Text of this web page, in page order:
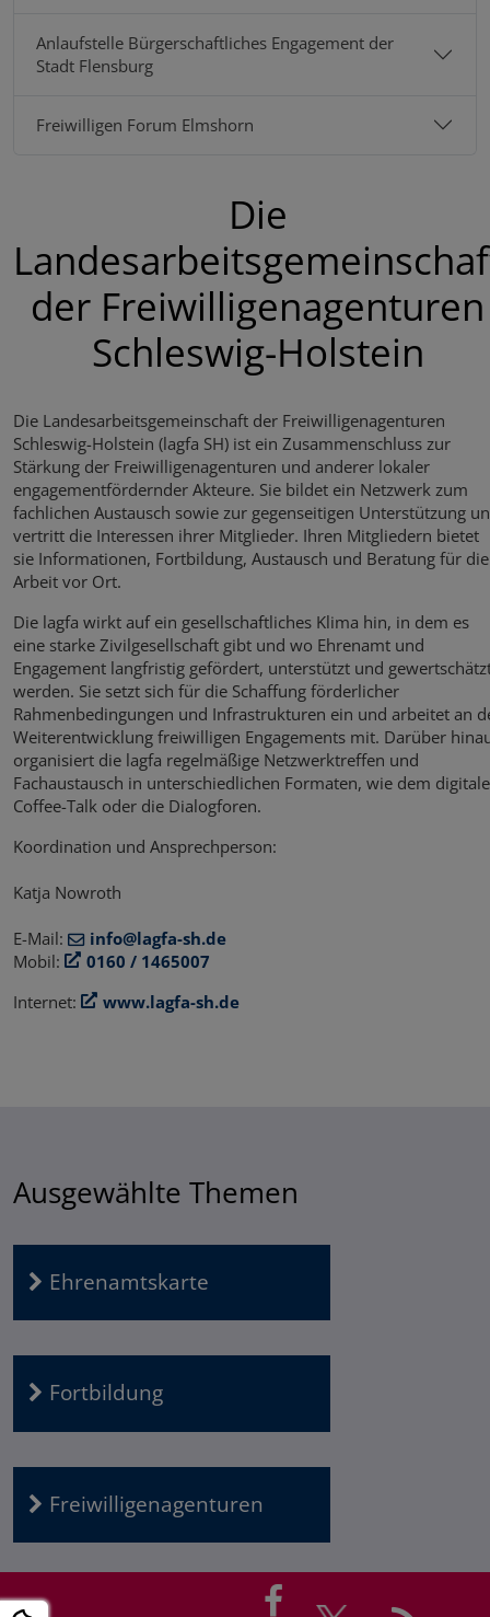
Anlaufstelle Bürgerschaftliches Engagement der
Stadt Flensburg
Freiwilligen Forum Elmshorn
Die
der Freiwilligenagenturen
Schleswig-Holstein
Die Landesarbeitsgemeinschaft der Freiwilligenagenturen
Schleswig-Holstein (lagfa SH) ist ein Zusammenschluss zur
Stärkung der Freiwilligenagenturen und anderer lokaler
engagementfördernder Akteure. Sie bildet ein Netzwerk zum
fachlichen Austausch sowie zur gegenseitigen Unterstützung
vertritt die Interessen ihrer Mitglieder. Ihren Mitgliedern bietet
sie Informationen, Fortbildung, Austausch und Beratung für die
Arbeit vor Ort.
Die lagfa wirkt auf ein gesellschaftliches Klima hin, in dem es
eine starke Zivilgesellschaft gibt und wo Ehrenamt und
Engagement langfristig gefördert, unterstützt und
werden. Sie setzt sich für die Schaffung förderlicher
Rahmenbedingungen und Infrastrukturen ein und arbeitet an
Weiterentwicklung freiwilligen Engagements mit. Darüber
organisiert die lagfa regelmäßige Netzwerktreffen und
Fachaustausch in unterschiedlichen Formaten, wie dem
Coffee-Talk oder die Dialogforen.
Koordination und Ansprechperson:
Katja Nowroth
E-Mail:
info@lagfa-sh.de
Mobil:
0160 / 1465007
Internet:
www.lagfa-sh.de
Ausgewählte Themen
Ehrenamtskarte
Fortbildung
Freiwilligenagenturen